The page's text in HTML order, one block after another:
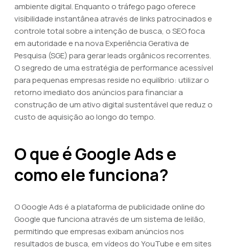
ambiente digital. Enquanto o tráfego pago oferece
visibilidade instantânea através de links patrocinados e
controle total sobre a intenção de busca, o SEO foca
em autoridade e na nova Experiência Gerativa de
Pesquisa (SGE) para gerar leads orgânicos recorrentes.
O segredo de uma estratégia de performance acessível
para pequenas empresas reside no equilíbrio: utilizar o
retorno imediato dos anúncios para financiar a
construção de um ativo digital sustentável que reduz o
custo de aquisição ao longo do tempo.
O que é Google Ads e
como ele funciona?
O Google Ads é a plataforma de publicidade online do
Google que funciona através de um sistema de leilão,
permitindo que empresas exibam anúncios nos
resultados de busca, em vídeos do YouTube e em sites